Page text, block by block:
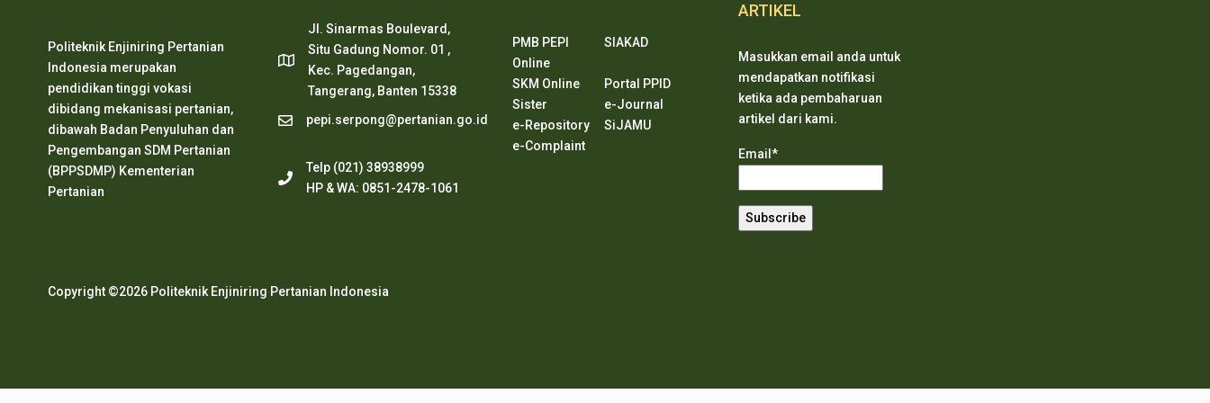
Politeknik Enjiniring Pertanian
Indonesia merupakan
pendidikan tinggi vokasi
dibidang mekanisasi pertanian,
dibawah Badan Penyuluhan dan
Pengembangan SDM Pertanian
(BPPSDMP) Kementerian
Pertanian
Jl. Sinarmas Boulevard,
Situ Gadung Nomor. 01 ,
Kec. Pagedangan,
Tangerang, Banten 15338
pepi.serpong@pertanian.go.id
Telp (021) 38938999
HP & WA: 0851-2478-1061
PMB PEPI
Online
SIAKAD
SKM Online
Portal PPID
Sister
e-Journal
e-Repository
SiJAMU
e-Complaint
ARTIKEL
Masukkan email anda untuk
mendapatkan notifikasi
ketika ada pembaharuan
artikel dari kami.
Email*
Copyright ©2026 Politeknik Enjiniring Pertanian Indonesia